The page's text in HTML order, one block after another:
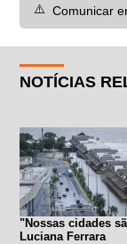
⚠️ Comunicar
NOTÍCIAS
"Nossas cidades
Luciana Ferrara